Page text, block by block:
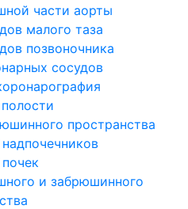
части аорты
малого таза
позвоночника
сосудов
пространства
и забрюшинного